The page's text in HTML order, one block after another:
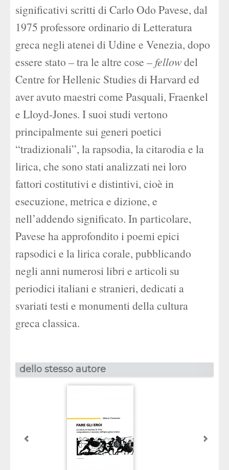
significativi scritti di Carlo Odo Pavese, dal
1975 professore ordinario di Letteratura
greca negli atenei di Udine e Venezia, dopo
essere stato – tra le altre cose – fellowdel
Centre for Hellenic Studies di Harvard ed
aver avuto maestri come Pasquali, Fraenkel
e Lloyd-Jones. I suoi studi vertono
principalmente sui generi poetici
“tradizionali”, la rapsodia, la citarodia e la
lirica, che sono stati analizzati nei loro
fattori costitutivi e distintivi, cioè in
esecuzione, metrica e dizione, e
nell’addendo significato. In particolare,
Pavese ha approfondito i poemi epici
rapsodici e la lirica corale, pubblicando
negli anni numerosi libri e articoli su
periodici italiani e stranieri, dedicati a
svariati testi e monumenti della cultura
greca classica.
dello stesso autore